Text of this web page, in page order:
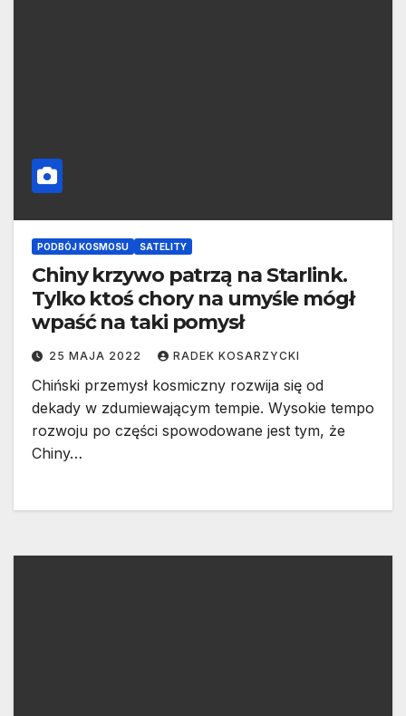
PODBÓJ KOSMOSU SATELITY
Chiny krzywo patrzą na Starlink.
Tylko ktoś chory na umyśle mógł
wpaść na taki pomysł
25 MAJA 2022 RADEK KOSARZYCKI
Chiński przemysł kosmiczny rozwija się od
dekady w zdumiewającym tempie. Wysokie tempo
rozwoju po części spowodowane jest tym, że
Chiny…